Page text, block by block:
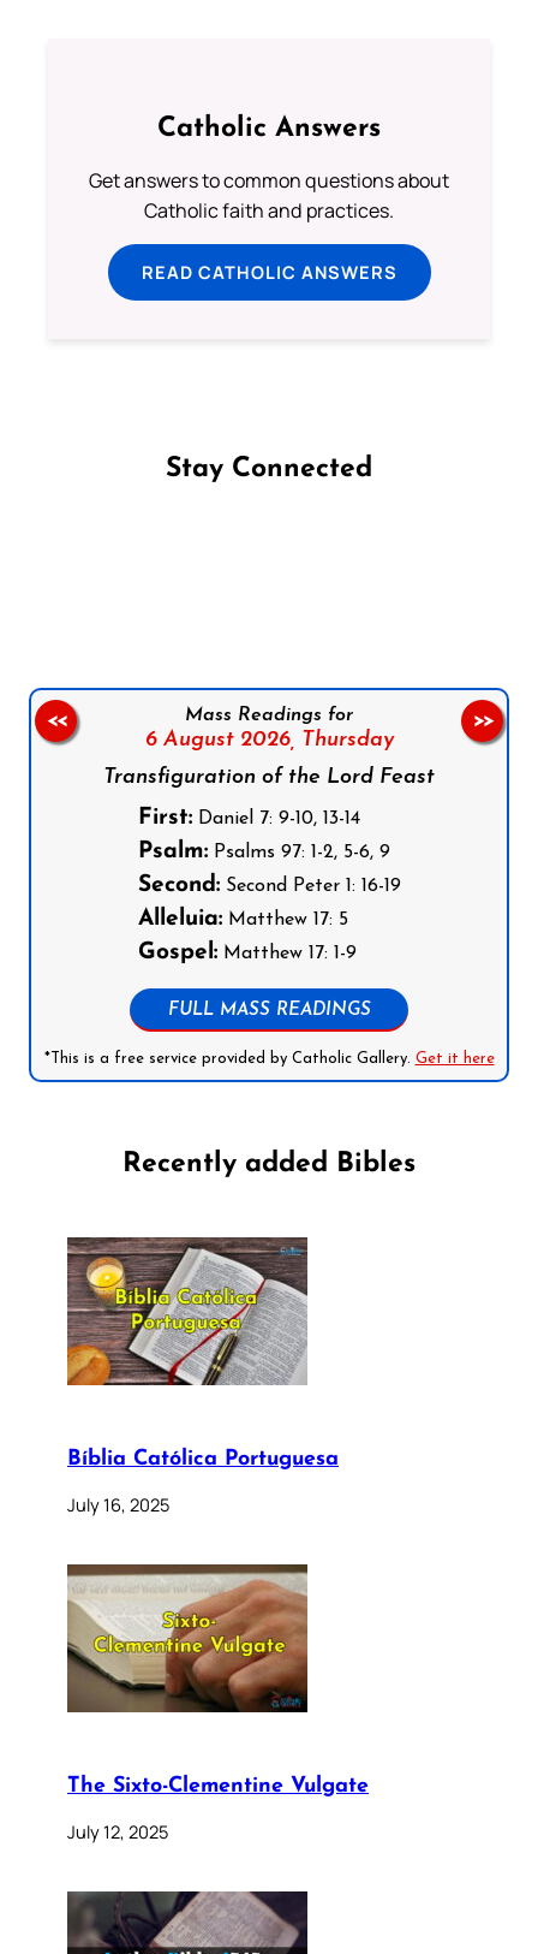
Catholic Answers
Get answers to common questions about
Catholic faith and practices.
READ CATHOLIC ANSWERS
Stay Connected
Mass Readings for
6 August 2026, Thursday
Transfiguration of the Lord Feast
First:Daniel 7: 9-10, 13-14
Psalm:Psalms 97: 1-2, 5-6, 9
Second:Second Peter 1: 16-19
Alleluia:Matthew 17: 5
Gospel:Matthew 17: 1-9
FULL MASS READINGS
*This is a free service provided by Catholic Gallery. Get it here
<< >>
Recently added Bibles
Bíblia Católica Portuguesa
July 16, 2025
The Sixto-Clementine Vulgate
July 12, 2025